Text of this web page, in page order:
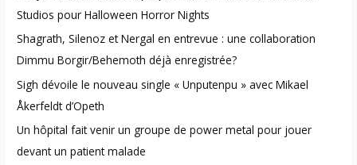
o
r
:
Studios pour Halloween Horror Nights
Shagrath, Silenoz et Nergal en entrevue : une collaboration
Dimmu Borgir/Behemoth déjà enregistrée?
Sigh dévoile le nouveau single « Unputenpu » avec Mikael
Åkerfeldt d’Opeth
Un hôpital fait venir un groupe de power metal pour jouer
devant un patient malade